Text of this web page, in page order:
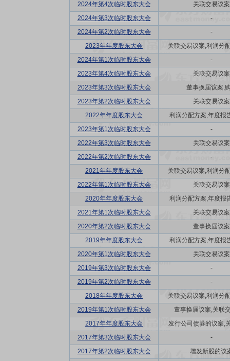
2024年第4次临时股东大会
关联交易议案
2024年第3次临时股东大会
-
2024年第2次临时股东大会
-
2023年年度股东大会
关联交易议案,利润分
2024年第1次临时股东大会
-
2023年第4次临时股东大会
关联交易议案
2023年第3次临时股东大会
董事换届议案,
2023年第2次临时股东大会
关联交易议案
2022年年度股东大会
利润分配方案,年度报
2023年第1次临时股东大会
-
2022年第3次临时股东大会
关联交易议案
2022年第2次临时股东大会
-
2021年年度股东大会
关联交易议案,利润分
2022年第1次临时股东大会
关联交易议案
2020年年度股东大会
利润分配方案,年度报
2021年第1次临时股东大会
关联交易议案
2020年第2次临时股东大会
董事换届议案
2019年年度股东大会
利润分配方案,年度报
2020年第1次临时股东大会
关联交易议案
2019年第3次临时股东大会
-
2019年第2次临时股东大会
-
2018年年度股东大会
关联交易议案,利润分
2019年第1次临时股东大会
董事换届议案,关联
2017年年度股东大会
发行公司债券的议案,
2017年第3次临时股东大会
-
2017年第2次临时股东大会
增发新股的议